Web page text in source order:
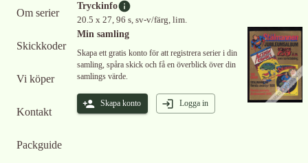
Om serier
Skickkoder
Vi köper
Kontakt
Packguide
Tryckinfo
20.5 x 27, 96 s, sv-v/färg, lim.
Min samling
Skapa ett gratis konto för att registrera serier i din
samling, spåra skick och få en överblick över din
samlings värde.
Skapa konto Logga in